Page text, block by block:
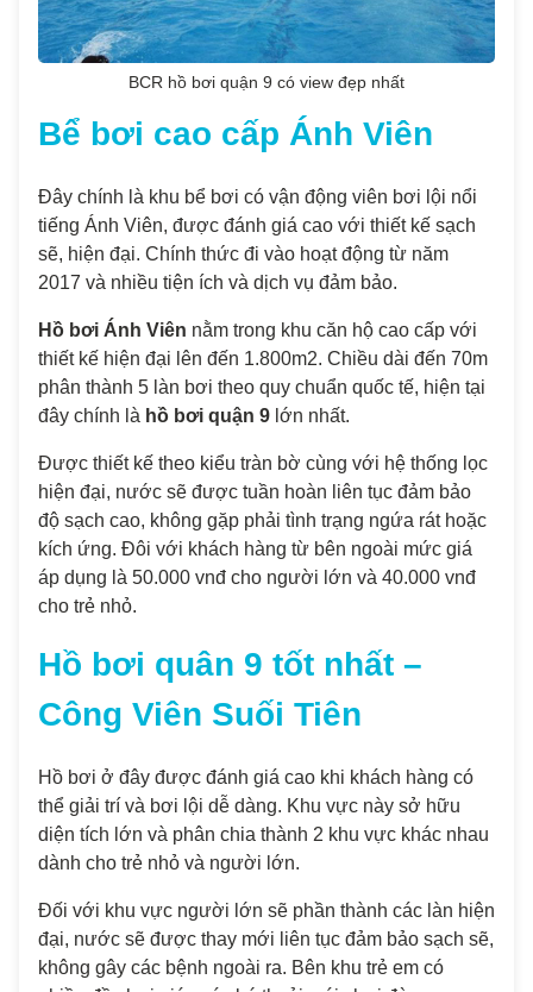
BCR hồ bơi quận 9 có view đẹp nhất
Bể bơi cao cấp Ánh Viên
Đây chính là khu bể bơi có vận động viên bơi lội nổi
tiếng Ánh Viên, được đánh giá cao với thiết kế sạch
sẽ, hiện đại. Chính thức đi vào hoạt động từ năm
2017 và nhiều tiện ích và dịch vụ đảm bảo.
Hồ bơi Ánh Viên nằm trong khu căn hộ cao cấp với
thiết kế hiện đại lên đến 1.800m2. Chiều dài đến 70m
phân thành 5 làn bơi theo quy chuẩn quốc tế, hiện tại
đây chính là hồ bơi quận 9 lớn nhất.
Được thiết kế theo kiểu tràn bờ cùng với hệ thống lọc
hiện đại, nước sẽ được tuần hoàn liên tục đảm bảo
độ sạch cao, không gặp phải tình trạng ngứa rát hoặc
kích ứng. Đôi với khách hàng từ bên ngoài mức giá
áp dụng là 50.000 vnđ cho người lớn và 40.000 vnđ
cho trẻ nhỏ.
Hồ bơi quân 9 tốt nhất –
Công Viên Suối Tiên
Hồ bơi ở đây được đánh giá cao khi khách hàng có
thể giải trí và bơi lội dễ dàng. Khu vực này sở hữu
diện tích lớn và phân chia thành 2 khu vực khác nhau
dành cho trẻ nhỏ và người lớn.
Đối với khu vực người lớn sẽ phần thành các làn hiện
đại, nước sẽ được thay mới liên tục đảm bảo sạch sẽ,
không gây các bệnh ngoài ra. Bên khu trẻ em có